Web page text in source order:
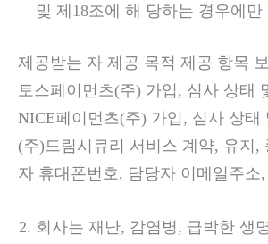
및 제18조에 해 당하는 경우에
제공받는 자 제공 목적 제공 항목
토스페이먼츠(주) 가입, 심사 상태
NICE페이먼츠(주) 가입, 심사 상
(주)드림시큐리 서비스 계약, 유지
자 휴대폰번호, 담당자 이메일주
회사는 재난, 감염병, 급박한 생